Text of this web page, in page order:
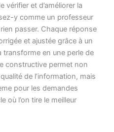
vérifier et d’améliorer la
y comme un professeur
passer. Chaque réponse
et ajustée grâce à un
transforme en une perle de
constructive permet non
de l’information, mais
pour les demandes
où l’on tire le meilleur